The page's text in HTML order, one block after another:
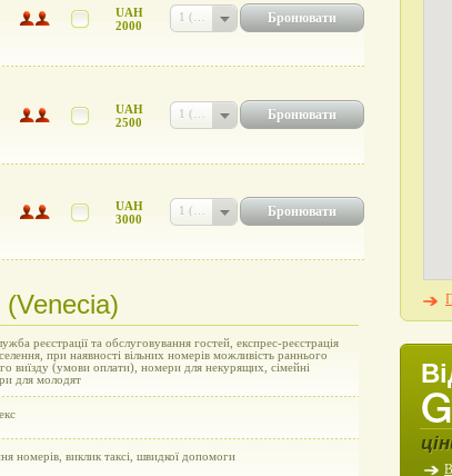
UAH
2000
Бронювати
UAH
2500
Бронювати
UAH
3000
Бронювати
(Venecia)
реєстрації та обслуговування гостей, експрес-реєстрація
при наявності вільних номерів можливість раннього
виїзду (умови оплати), номери для некурящих, сімейні
для молодят
номерів, виклик таксі, швидкої допомоги